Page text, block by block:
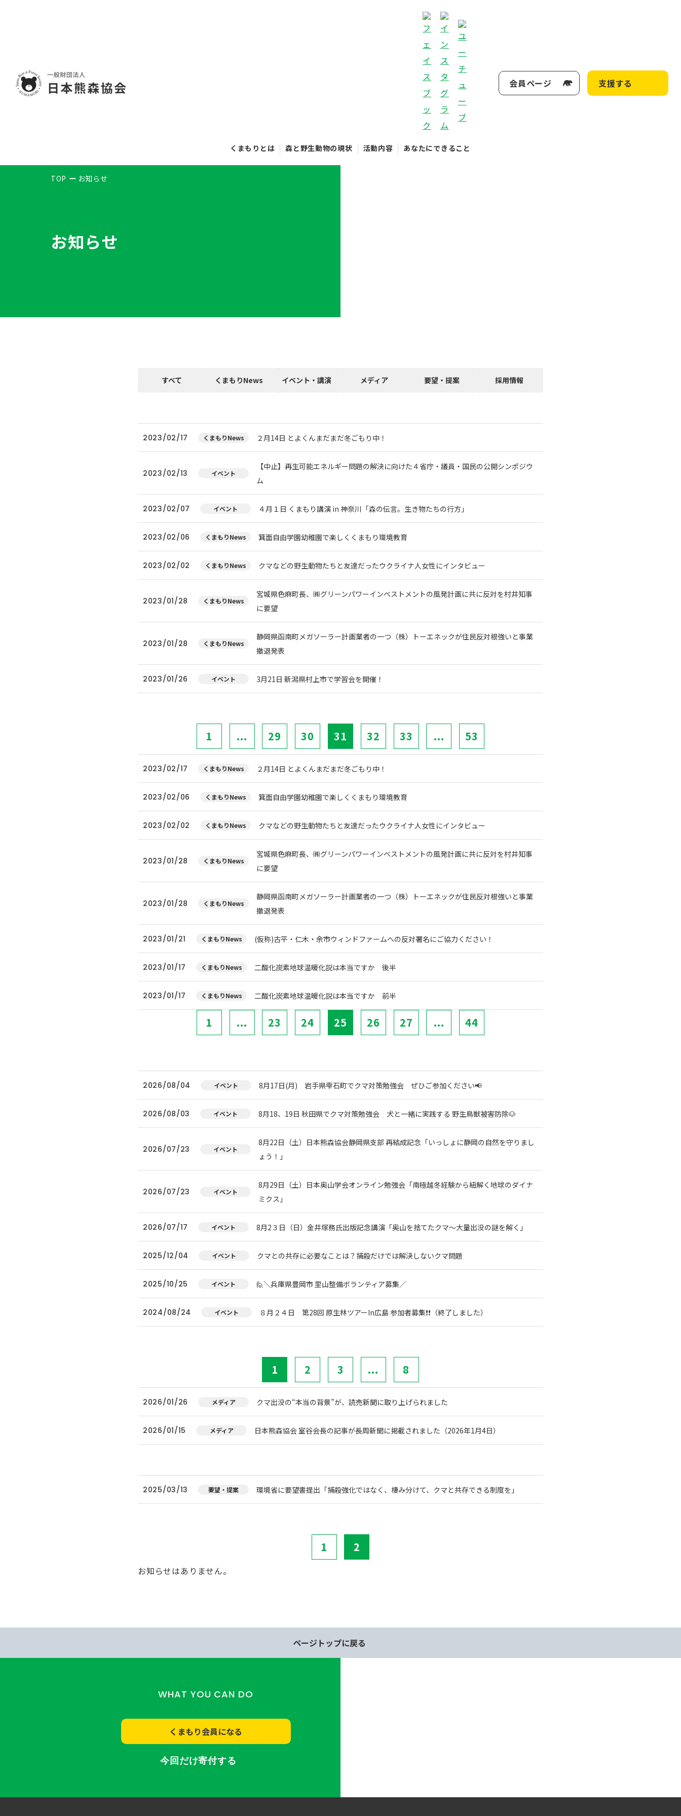
くまもりとは 森と野生動物の現状 活動内容 あなたにできること
会員ページ 支援する
TOP お知らせ
お知らせ
すべて くまもりNews イベント・講演 メディア 要望・提案 採用情報
2023/02/17 くまもりNews ２月14日 とよくんまだまだ冬ごもり中！
2023/02/13 イベント
【中止】再生可能エネルギー問題の解決に向けた４省庁・議員・国民の公開シンポジウ
ム
2023/02/07 イベント ４月１日 くまもり講演 in 神奈川「森の伝言。生き物たちの行方」
2023/02/06 くまもりNews 箕面自由学園幼稚園で楽しくくまもり環境教育
2023/02/02 くまもりNews クマなどの野生動物たちと友達だったウクライナ人女性にインタビュー
2023/01/28 くまもりNews
宮城県色麻町長、㈱グリーンパワーインベストメントの風発計画に共に反対を村井知事
に要望
2023/01/28 くまもりNews
静岡県函南町メガソーラー計画業者の一つ（株）トーエネックが住民反対根強いと事業
撤退発表
2023/01/26 イベント 3月21日 新潟県村上市で学習会を開催！
1 ... 29 30 31 32 33 ... 53
2023/02/17 くまもりNews ２月14日 とよくんまだまだ冬ごもり中！
2023/02/06 くまもりNews 箕面自由学園幼稚園で楽しくくまもり環境教育
2023/02/02 くまもりNews クマなどの野生動物たちと友達だったウクライナ人女性にインタビュー
2023/01/28 くまもりNews
宮城県色麻町長、㈱グリーンパワーインベストメントの風発計画に共に反対を村井知事
に要望
2023/01/28 くまもりNews
静岡県函南町メガソーラー計画業者の一つ（株）トーエネックが住民反対根強いと事業
撤退発表
2023/01/21 くまもりNews (仮称)古平・仁木・余市ウィンドファームへの反対署名にご協力ください！
2023/01/17 くまもりNews 二酸化炭素地球温暖化説は本当ですか 後半
2023/01/17 くまもりNews 二酸化炭素地球温暖化説は本当ですか 前半
1 ... 23 24 25 26 27 ... 44
2026/08/04 イベント 8月17日(月) 岩手県雫石町でクマ対策勉強会 ぜひご参加ください📢
2026/08/03 イベント 8月18、19日 秋田県でクマ対策勉強会 犬と一緒に実践する 野生鳥獣被害防除🐶
2026/07/23 イベント
8月22日（土）日本熊森協会静岡県支部 再結成記念「いっしょに静岡の自然を守りまし
ょう！」
2026/07/23 イベント
8月29日（土）日本奥山学会オンライン勉強会「南極越冬経験から紐解く地球のダイナ
ミクス」
2026/07/17 イベント 8月2３日（日）金井塚務氏出版記念講演「奥山を捨てたクマ～大量出没の謎を解く」
2025/12/04 イベント クマとの共存に必要なことは？捕殺だけでは解決しないクマ問題
2025/10/25 イベント 🙋＼兵庫県豊岡市 里山整備ボランティア募集／
2024/08/24 イベント ８月２４日 第28回 原生林ツアーIn広島 参加者募集❗❗（終了しました）
1 2 3 ... 8
2026/01/26 メディア クマ出没の“本当の背景”が、読売新聞に取り上げられました
2026/01/15 メディア 日本熊森協会 室谷会長の記事が長周新聞に掲載されました（2026年1月4日）
2025/03/13 要望・提案 環境省に要望書提出「捕殺強化ではなく、棲み分けて、クマと共存できる制度を」
1 2
お知らせはありません。
ページトップに戻る
WHAT YOU CAN DO
くまもり会員になる
今回だけ寄付する